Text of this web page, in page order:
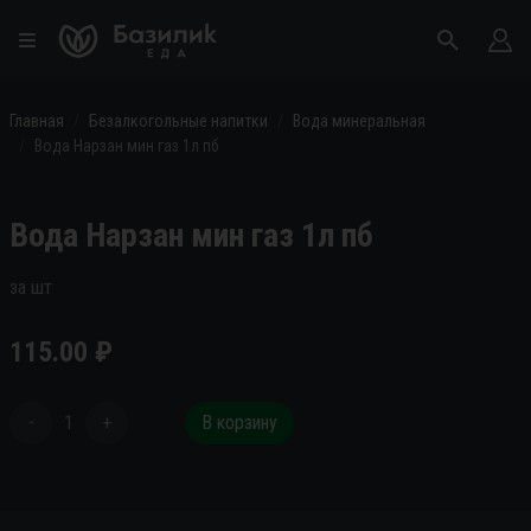
Главная Безалкогольные напитки
Вода минеральная
Вода Нарзан мин газ 1л пб
Вода Нарзан мин газ 1л пб
за шт
115.00 ₽
- 1 + В корзину